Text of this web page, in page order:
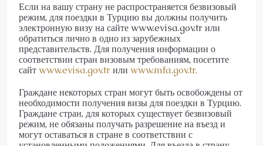
Если на вашу страну не распространяется безвизовый
режим, для поездки в Турцию вы должны получить
электронную визу на сайте www.evisa.gov.tr или
обратиться лично в одно из зарубежных
представительств. Для получения информации о
соответствии стран визовым требованиям, посетите
сайтwww.evisa.gov.tr или www.mfa.gov.tr.
Граждане некоторых стран могут быть освобождены от
необходимости получения визы для поездки в Турцию.
Граждане стран, для которых существует безвизовый
режим, не обязаны получать разрешение на въезд и
могут оставаться в стране в соответствии с